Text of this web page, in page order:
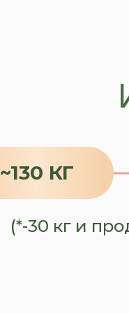
~130 КГ
(*-30 кг и